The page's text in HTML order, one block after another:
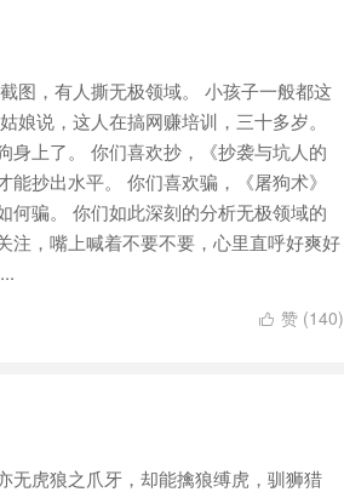
图，有人撕无极领域。 小孩子一般都这
娘说，这人在搞网赚培训，三十多岁。
身上了。 你们喜欢抄，《抄袭与坑人的
能抄出水平。 你们喜欢骗，《屠狗术》
何骗。 你们如此深刻的分析无极领域的
注，嘴上喊着不要不要，心里直呼好爽好
 赞 (140)
无虎狼之爪牙，却能擒狼缚虎，驯狮猎